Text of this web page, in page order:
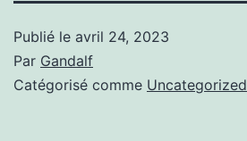
Publié le avril 24, 2023
Par Gandalf
Catégorisé comme Uncategorized